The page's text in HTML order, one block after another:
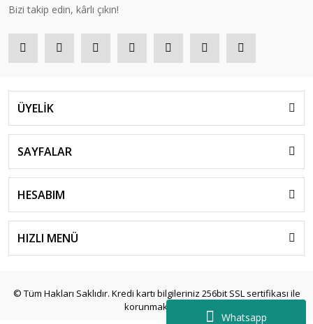
Whatsapp
Bizi takip edin, kârlı çıkın!
ÜYELİK
SAYFALAR
HESABIM
HIZLI MENÜ
© Tüm Hakları Saklıdır. Kredi kartı bilgileriniz 256bit SSL sertifikası ile
korunmaktadır.